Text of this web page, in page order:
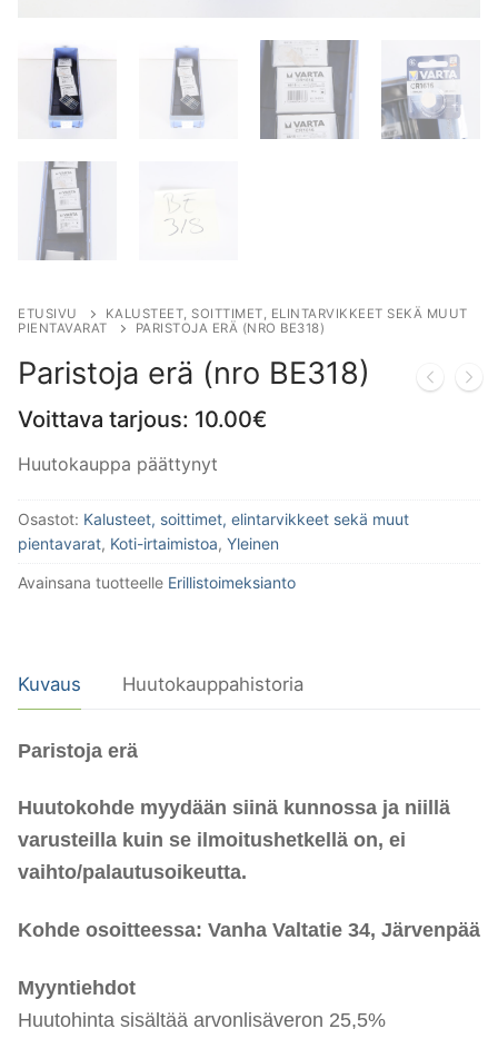
ETUSIVU
KALUSTEET, SOITTIMET, ELINTARVIKKEET SEKÄ MUUT
PIENTAVARAT
PARISTOJA ERÄ (NRO BE318)
Paristoja erä (nro BE318)
Voittava tarjous: 10.00€
Huutokauppa päättynyt
Osastot: Kalusteet, soittimet, elintarvikkeet sekä muut
pientavarat, Koti-irtaimistoa, Yleinen
Avainsana tuotteelle Erillistoimeksianto
Kuvaus Huutokauppahistoria
Paristoja erä
Huutokohde myydään siinä kunnossa ja niillä
varusteilla kuin se ilmoitushetkellä on, ei
vaihto/palautusoikeutta.
Kohde osoitteessa: Vanha Valtatie 34, Järvenpää
Myyntiehdot
Huutohinta sisältää arvonlisäveron 25,5%